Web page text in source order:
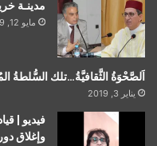
مدينـة
مايو 12, 2019
اَلصَّحْوَةُ الثَّقافيَّةُ…تلك السُّلطةُ
يناير 3, 2019
فيديو |
وإغلاق